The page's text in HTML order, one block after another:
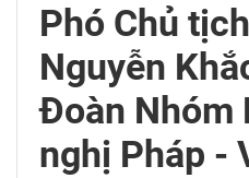
Phó Chủ
Nguyễn
Đoàn Nhóm
nghị Pháp -